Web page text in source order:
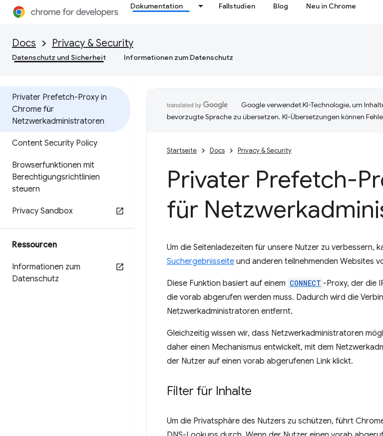
Dokumentation Fallstudien Blog Neu in Chrome
Docs Privacy & Security
Datenschutz und Sicherheit Informationen zum Datenschutz
Privater Prefetch-Proxy in
Chrome für
Netzwerkadministratoren
Content Security Policy
Browserfunktionen mit
Berechtigungsrichtlinien
steuern
Privacy Sandbox
Ressourcen
Informationen zum
Datenschutz
Google verwendet KI-Technologie, um
bevorzugte Sprache zu übersetzen. KI-Übersetzungen können
Startseite Docs Privacy & Security
Privater Prefetch-
für
Um die Seitenladezeiten für unsere Nutzer zu verbessern,
Suchergebnisseite und anderen teilnehmenden Websites
Diese Funktion basiert auf einem CONNECT -Proxy, der die
die vorab abgerufen werden muss. Dadurch wird die
Netzwerkadministratoren entfernt.
Gleichzeitig wissen wir, dass Netzwerkadministratoren
daher einen Mechanismus entwickelt, mit dem
der Nutzer auf einen vorab abgerufenen Link klickt.
Filter für Inhalte
Um die Privatsphäre des Nutzers zu schützen, führt